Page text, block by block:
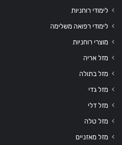
לימודי רוחניות
לימודי רפואה משלימה
מוצרי רוחניות
מזל אריה
מזל בתולה
מזל גדי
מזל דלי
מזל טלה
מזל מאזניים